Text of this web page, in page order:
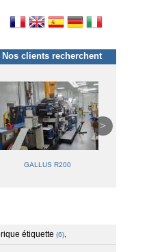
Nos clients recherchent
GALLUS R200
étiquette (6),